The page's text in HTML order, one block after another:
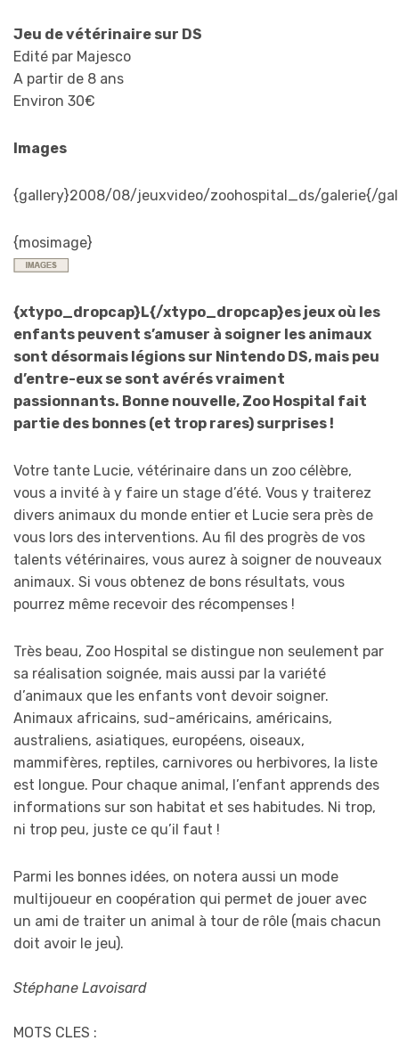
Jeu de vétérinaire sur DS
Edité par Majesco
A partir de 8 ans
Environ 30€
Images
{gallery}2008/08/jeuxvideo/zoohospital_ds/galerie{/
{mosimage}
{xtypo_dropcap}L{/xtypo_dropcap}es jeux où les
enfants peuvent s’amuser à soigner les animaux
sont désormais légions sur Nintendo DS, mais peu
d’entre-eux se sont avérés vraiment
passionnants. Bonne nouvelle, Zoo Hospital fait
partie des bonnes (et trop rares) surprises !
Votre tante Lucie, vétérinaire dans un zoo célèbre,
vous a invité à y faire un stage d’été. Vous y traiterez
divers animaux du monde entier et Lucie sera près de
vous lors des interventions. Au fil des progrès de vos
talents vétérinaires, vous aurez à soigner de nouveaux
animaux. Si vous obtenez de bons résultats, vous
pourrez même recevoir des récompenses !
Très beau, Zoo Hospital se distingue non seulement par
sa réalisation soignée, mais aussi par la variété
d’animaux que les enfants vont devoir soigner.
Animaux africains, sud-américains, américains,
australiens, asiatiques, européens, oiseaux,
mammifères, reptiles, carnivores ou herbivores, la liste
est longue. Pour chaque animal, l’enfant apprends des
informations sur son habitat et ses habitudes. Ni trop,
ni trop peu, juste ce qu’il faut !
Parmi les bonnes idées, on notera aussi un mode
multijoueur en coopération qui permet de jouer avec
un ami de traiter un animal à tour de rôle (mais chacun
doit avoir le jeu).
Stéphane Lavoisard
MOTS CLES :